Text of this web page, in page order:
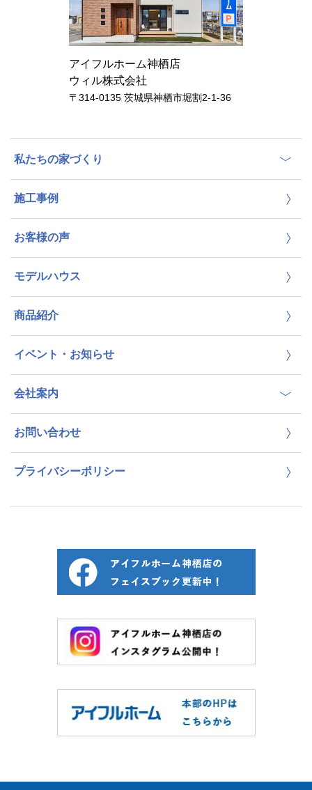
アイフルホーム神栖店
ウィル株式会社
〒314-0135 茨城県神栖市堀割2-1-36
私たちの家づくり
施工事例
お客様の声
モデルハウス
商品紹介
イベント・お知らせ
会社案内
お問い合わせ
プライバシーポリシー